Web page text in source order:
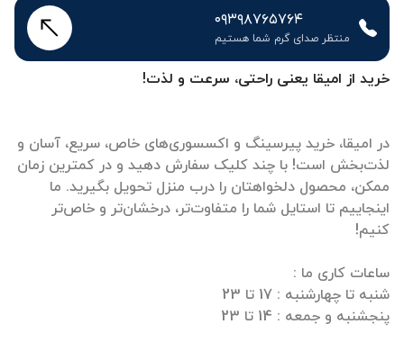
خرید از امیقا یعنی راحتی، سرعت و لذت!
در امیقا، خرید پیرسینگ و اکسسوری‌های خاص، سریع، آسان و
لذت‌بخش است! با چند کلیک سفارش دهید و در کمترین زمان
ممکن، محصول دلخواهتان را درب منزل تحویل بگیرید. ما
اینجاییم تا استایل شما را متفاوت‌تر، درخشان‌تر و خاص‌تر
۰۹۳۹۸۷۶۵۷۶۴
منتظر صدای گرم شما هستیم